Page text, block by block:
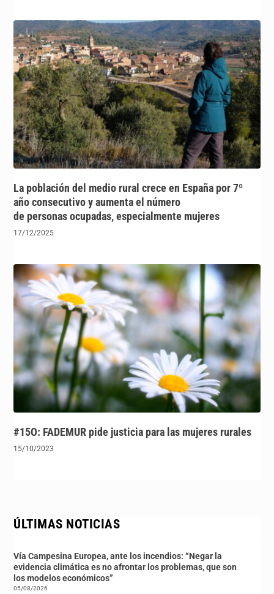
La población del medio rural crece en España por 7º
año consecutivo y aumenta el número
de personas ocupadas, especialmente mujeres
17/12/2025
#15O: FADEMUR pide justicia para las mujeres rurales
15/10/2023
ÚLTIMAS NOTICIAS
Vía Campesina Europea, ante los incendios: “Negar la
evidencia climática es no afrontar los problemas, que son
los modelos económicos”
05/08/2026